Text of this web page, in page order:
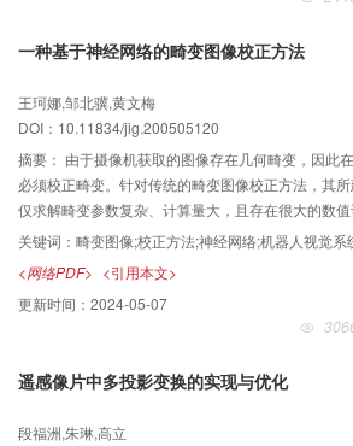
一种基于神经网络的畸变图像校正方法
王珂娜,邹北骥,黄文梅
DOI：10.11834/jig.200505120
摘要： 由于摄像机获取的图像存在几何畸变，因此
必须校正畸变。针对传统的畸变图像校正方法，其
仅求解畸变参数复杂、计算量大，且存在很大的数
一种基于神经网络的畸变图像校正方法。该方法首先
准模板的畸变图像中提取样本，然后以样本像素坐
络进行训练。由于该训练好的神经网络能够实现畸
映射关系，因此能达到校正图像畸变的目的。最后对
给出并分析了校正实验结果，校正效果令人满意，
关键词： 畸变图像;校正方法;神经网络;机器人视觉系统;图像处理技术;几何畸变;定量分析;数学模型;畸变参数;计算误差;标准模
<网络PDF> <引用本文>
更新时间： 2024-05-07
遥感像片中多投影变换的实现与优化
段福洲,朱琳,高立